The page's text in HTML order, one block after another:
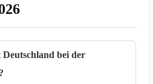
bei der